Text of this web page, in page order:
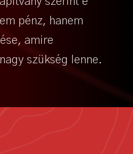
pénz, hanem
amire
szükség lenne.